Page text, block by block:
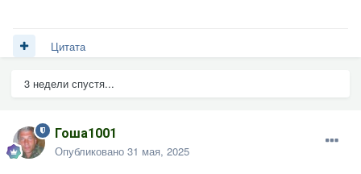
Цитата
3 недели спустя...
Гоша1001
Опубликовано 31 мая, 2025